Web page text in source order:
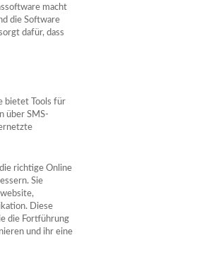
macht
die Software
dafür, dass
bietet Tools für
über SMS-
richtige Online
Sie
Diese
die Fortführung
und ihr eine